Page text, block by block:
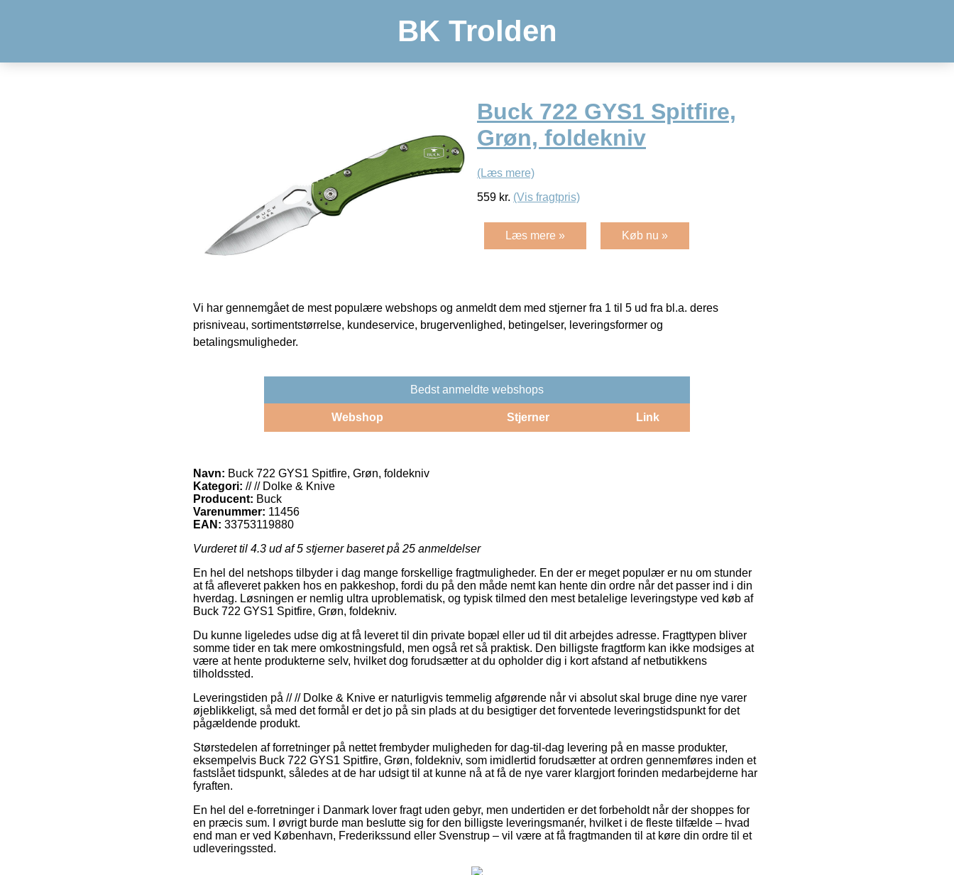
BK Trolden
Buck 722 GYS1 Spitfire,
Grøn, foldekniv
(Læs mere)
559 kr. (Vis fragtpris)
Læs mere » Køb nu »
Vi har gennemgået de mest populære webshops og anmeldt dem med stjerner fra 1 til 5 ud fra bl.a. deres
prisniveau, sortimentstørrelse, kundeservice, brugervenlighed, betingelser, leveringsformer og
betalingsmuligheder.
Bedst anmeldte webshops
Webshop Stjerner Link
Navn: Buck 722 GYS1 Spitfire, Grøn, foldekniv
Kategori: // // Dolke & Knive
Producent: Buck
Varenummer: 11456
EAN: 33753119880
Vurderet til 4.3 ud af 5 stjerner baseret på 25 anmeldelser
En hel del netshops tilbyder i dag mange forskellige fragtmuligheder. En der er meget populær er nu om stunder
at få afleveret pakken hos en pakkeshop, fordi du på den måde nemt kan hente din ordre når det passer ind i din
hverdag. Løsningen er nemlig ultra uproblematisk, og typisk tilmed den mest betalelige leveringstype ved køb af
Buck 722 GYS1 Spitfire, Grøn, foldekniv.
Du kunne ligeledes udse dig at få leveret til din private bopæl eller ud til dit arbejdes adresse. Fragttypen bliver
somme tider en tak mere omkostningsfuld, men også ret så praktisk. Den billigste fragtform kan ikke modsiges at
være at hente produkterne selv, hvilket dog forudsætter at du opholder dig i kort afstand af netbutikkens
tilholdssted.
Leveringstiden på // // Dolke & Knive er naturligvis temmelig afgørende når vi absolut skal bruge dine nye varer
øjeblikkeligt, så med det formål er det jo på sin plads at du besigtiger det forventede leveringstidspunkt for det
pågældende produkt.
Størstedelen af forretninger på nettet frembyder muligheden for dag-til-dag levering på en masse produkter,
eksempelvis Buck 722 GYS1 Spitfire, Grøn, foldekniv, som imidlertid forudsætter at ordren gennemføres inden et
fastslået tidspunkt, således at de har udsigt til at kunne nå at få de nye varer klargjort forinden medarbejderne har
fyraften.
En hel del e-forretninger i Danmark lover fragt uden gebyr, men undertiden er det forbeholdt når der shoppes for
en præcis sum. I øvrigt burde man beslutte sig for den billigste leveringsmanér, hvilket i de fleste tilfælde – hvad
end man er ved København, Frederikssund eller Svenstrup – vil være at få fragtmanden til at køre din ordre til et
udleveringssted.